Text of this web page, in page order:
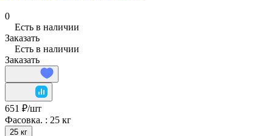
0
Есть в наличии
Заказать
Есть в наличии
Заказать
651 ₽/шт
Фасовка. : 25 кг
25 кг